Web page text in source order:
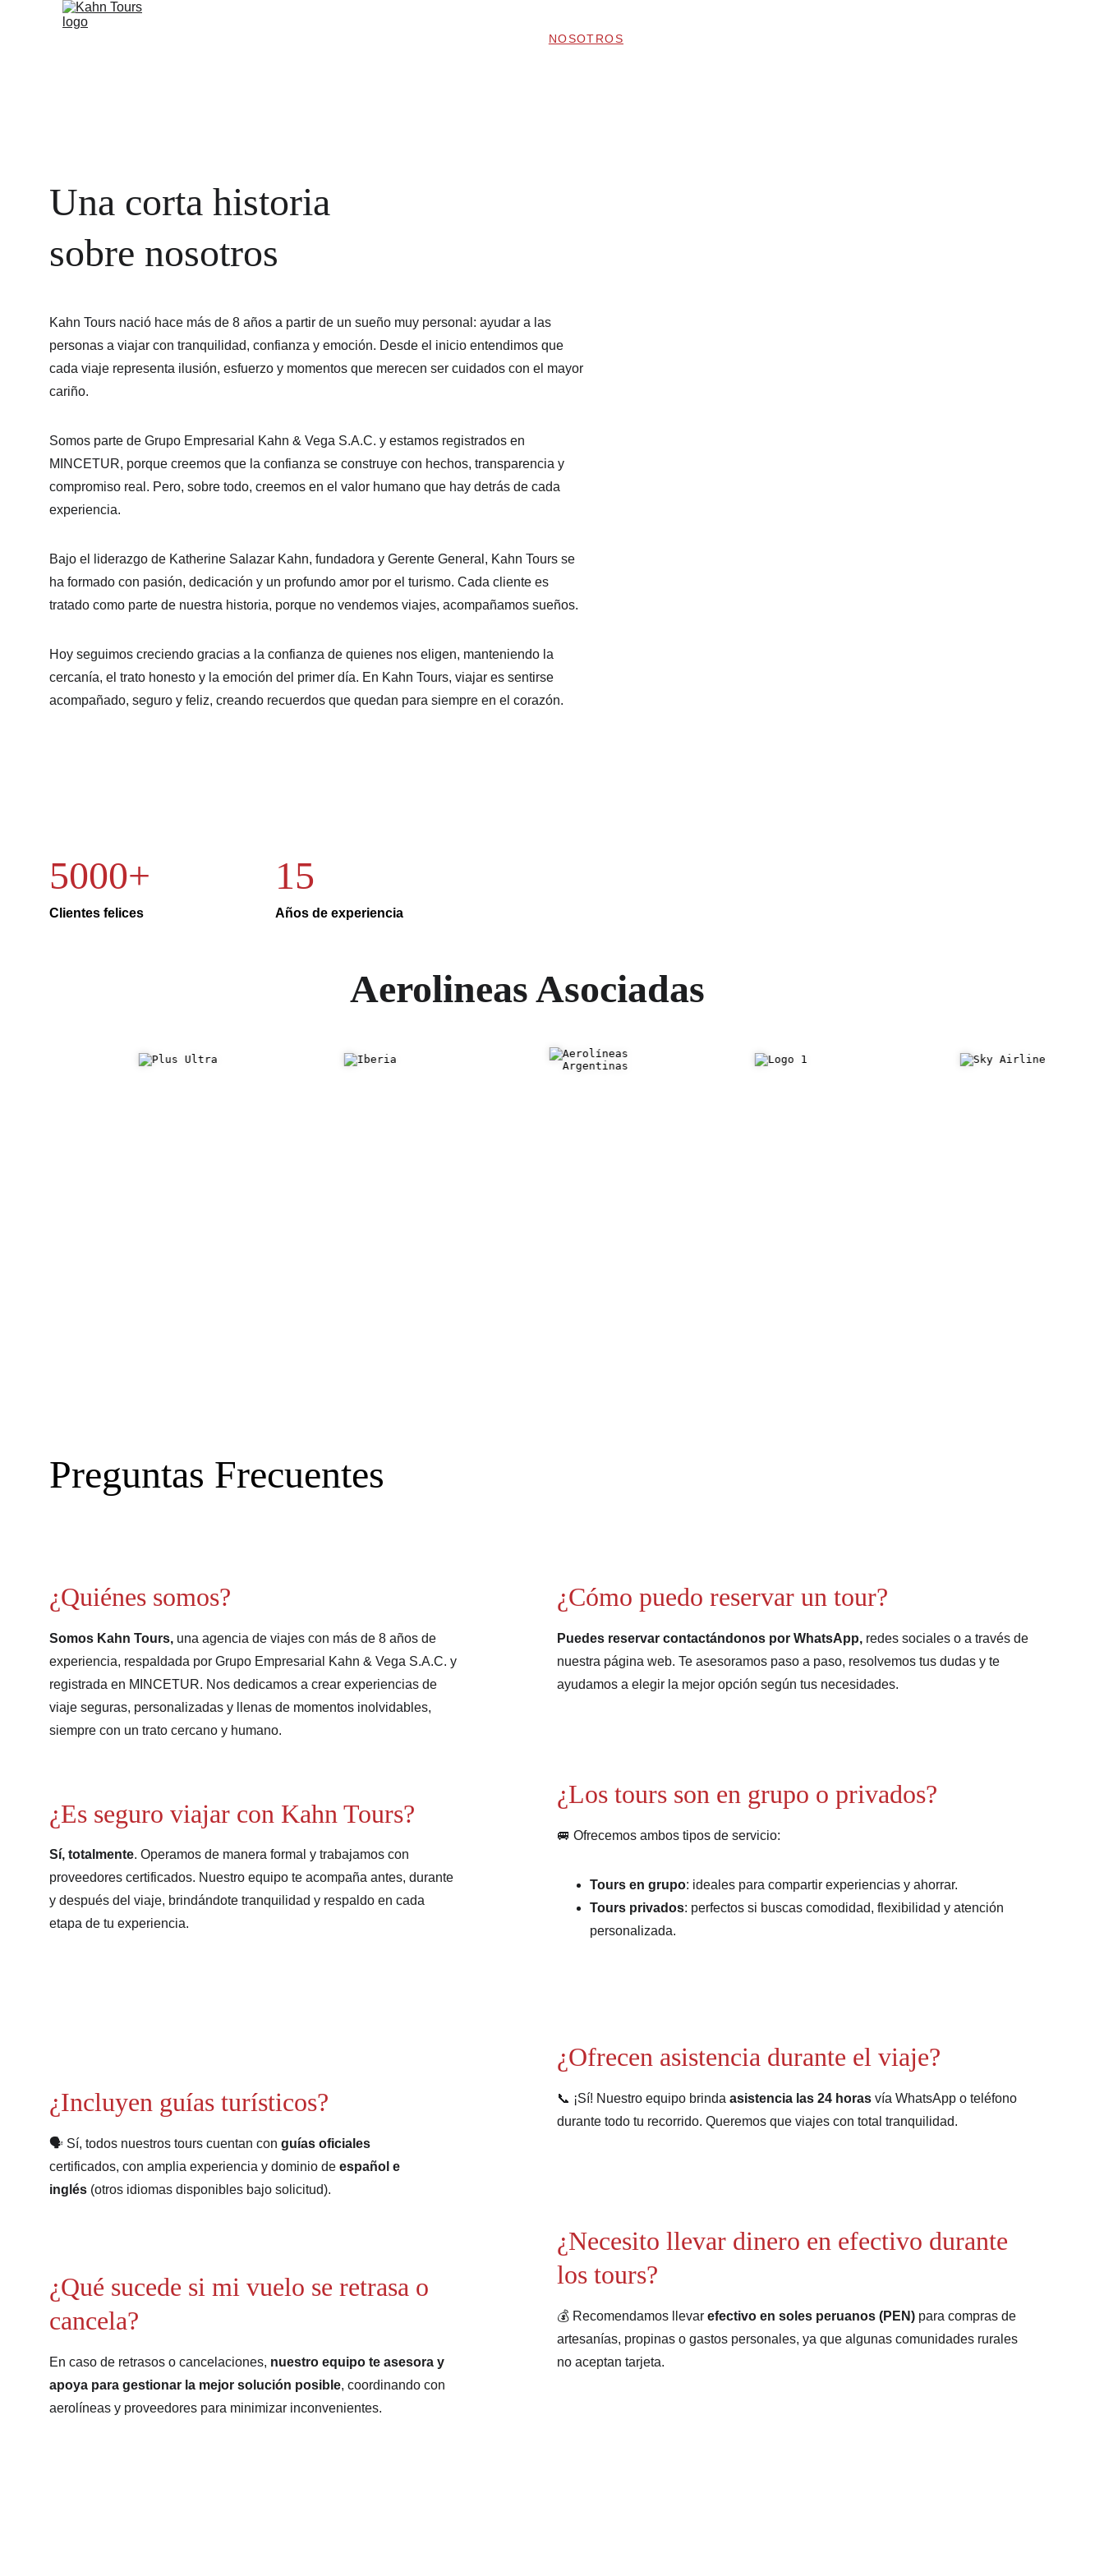
NOSOTROS
Una corta historia
sobre nosotros
Kahn Tours nació hace más de 8 años a partir de un sueño muy personal: ayudar a las
personas a viajar con tranquilidad, confianza y emoción. Desde el inicio entendimos que
cada viaje representa ilusión, esfuerzo y momentos que merecen ser cuidados con el mayor
cariño.
Somos parte de Grupo Empresarial Kahn & Vega S.A.C. y estamos registrados en
MINCETUR, porque creemos que la confianza se construye con hechos, transparencia y
compromiso real. Pero, sobre todo, creemos en el valor humano que hay detrás de cada
experiencia.
Bajo el liderazgo de Katherine Salazar Kahn, fundadora y Gerente General, Kahn Tours se
ha formado con pasión, dedicación y un profundo amor por el turismo. Cada cliente es
tratado como parte de nuestra historia, porque no vendemos viajes, acompañamos sueños.
Hoy seguimos creciendo gracias a la confianza de quienes nos eligen, manteniendo la
cercanía, el trato honesto y la emoción del primer día. En Kahn Tours, viajar es sentirse
acompañado, seguro y feliz, creando recuerdos que quedan para siempre en el corazón.
5000+ 15
Años de experiencia
Clientes felices
Aerolineas Asociadas
Preguntas Frecuentes
¿Quiénes somos?
Somos Kahn Tours, una agencia de viajes con más de 8 años de
experiencia, respaldada por Grupo Empresarial Kahn & Vega S.A.C. y
registrada en MINCETUR. Nos dedicamos a crear experiencias de
viaje seguras, personalizadas y llenas de momentos inolvidables,
siempre con un trato cercano y humano.
¿Cómo puedo reservar un tour?
Puedes reservar contactándonos por WhatsApp, redes sociales o a través de
nuestra página web. Te asesoramos paso a paso, resolvemos tus dudas y te
ayudamos a elegir la mejor opción según tus necesidades.
¿Los tours son en grupo o privados?
🚐 Ofrecemos ambos tipos de servicio:
Tours en grupo: ideales para compartir experiencias y ahorrar.
Tours privados: perfectos si buscas comodidad, flexibilidad y atención
personalizada.
¿Incluyen guías turísticos?
🗣️ Sí, todos nuestros tours cuentan con guías oficiales
certificados, con amplia experiencia y dominio de español e
inglés (otros idiomas disponibles bajo solicitud).
¿Ofrecen asistencia durante el viaje?
📞 ¡Sí! Nuestro equipo brinda asistencia las 24 horas vía WhatsApp o teléfono
durante todo tu recorrido. Queremos que viajes con total tranquilidad.
¿Necesito llevar dinero en efectivo durante
los tours?
💰 Recomendamos llevar efectivo en soles peruanos (PEN) para compras de
artesanías, propinas o gastos personales, ya que algunas comunidades rurales
no aceptan tarjeta.
¿Qué sucede si mi vuelo se retrasa o
cancela?
En caso de retrasos o cancelaciones, nuestro equipo te asesora y
apoya para gestionar la mejor solución posible, coordinando con
aerolíneas y proveedores para minimizar inconvenientes.
¿Es seguro viajar con Kahn Tours?
Sí, totalmente. Operamos de manera formal y trabajamos con
proveedores certificados. Nuestro equipo te acompaña antes, durante
y después del viaje, brindándote tranquilidad y respaldo en cada
etapa de tu experiencia.